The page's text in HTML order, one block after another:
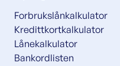
Forbrukslånkalkulator
Kredittkortkalkulator
Lånekalkulator
Bankordlisten